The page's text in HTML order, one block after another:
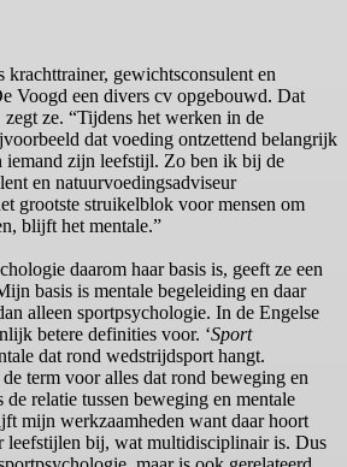
krachttrainer, gewichtsconsulent en
Voogd een divers cv opgebouwd. Dat
ze. “Tijdens het werken in de
dat voeding ontzettend belangrijk
iemand zijn leefstijl. Zo ben ik bij de
en natuurvoedingsadviseur
grootste struikelblok voor mensen om
blijft het mentale.”
daarom haar basis is, geeft ze een
basis is mentale begeleiding en daar
alleen sportpsychologie. In de Engelse
betere definities voor. ‘Sport
dat rond wedstrijdsport hangt.
de term voor alles dat rond beweging en
relatie tussen beweging en mentale
mijn werkzaamheden want daar hoort
leefstijlen bij, wat multidisciplinair is. Dus